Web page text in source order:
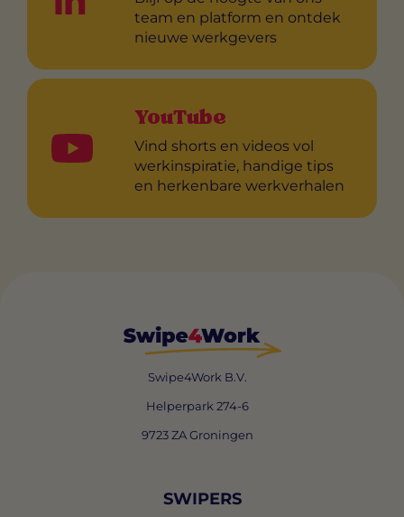
team en platform en ontdek
nieuwe werkgevers
YouTube
Vind shorts en videos vol
werkinspiratie, handige tips
en herkenbare werkverhalen
Swipe4Work B.V.
Helperpark 274-6
9723 ZA Groningen
SWIPERS